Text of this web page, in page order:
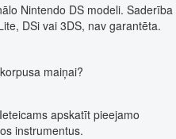
Nintendo DS modeli. Saderība
DSi vai 3DS, nav garantēta.
maiņai?
apskatīt pieejamo
instrumentus.